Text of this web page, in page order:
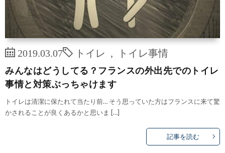
2019.03.07 トイレ トイレ事情
みんなはどうしてる？フランスの外出先でのトイレ
事情と対策ぶっちゃけます
トイレは清潔に保たれて当たり前… そう思っていた方はフランスに来て驚
かされることが良くあるかと思いま […]
記事を読む